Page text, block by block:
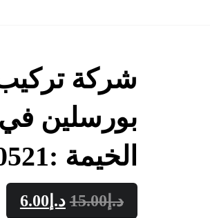
شركة
بورسلين
الخيمة :0565930521
د.إ15.00 د.إ 6.00